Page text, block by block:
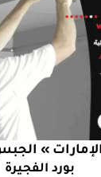
الإمارات »
بورد الفجيرة